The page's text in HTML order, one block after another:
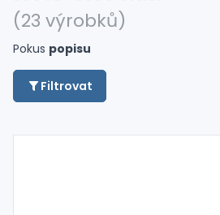
(23 výrobků)
Pokus popisu
Filtrovat